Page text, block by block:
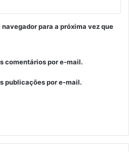
para a próxima vez que
comentários por e-mail.
publicações por e-mail.